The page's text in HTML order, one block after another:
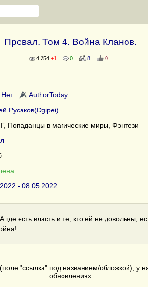
Провал. Том 4. Война Кланов.
4 254 +1 0 8 0
AuthorToday
Русаков(Dgipei)
Попаданцы в магические миры, Фэнтези
- 08.05.2022
где есть власть и те, кто ей не довольны,
"ссылка" под названием/обложкой), у
обновлениях